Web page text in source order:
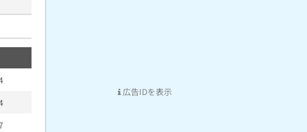
広告IDを表示